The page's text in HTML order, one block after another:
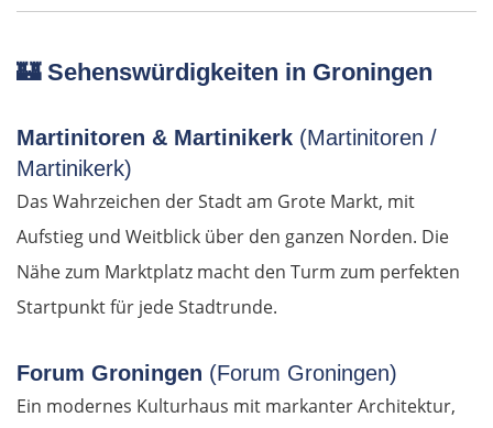
🏰Sehenswürdigkeiten in Groningen
Martinitoren & Martinikerk (Martinitoren /
Martinikerk)
Das Wahrzeichen der Stadt am Grote Markt, mit
Aufstieg und Weitblick über den ganzen Norden. Die
Nähe zum Marktplatz macht den Turm zum perfekten
Startpunkt für jede Stadtrunde.
Forum Groningen (Forum Groningen)
Ein modernes Kulturhaus mit markanter Architektur,